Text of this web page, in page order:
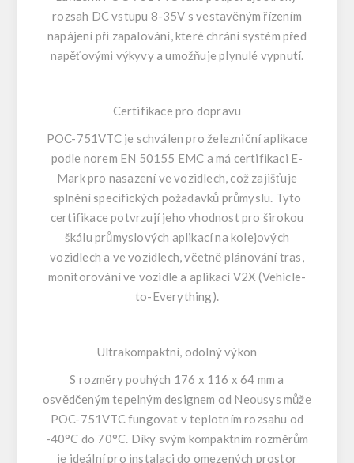
rozsah DC vstupu 8-35V s vestavěným řízením
napájení při zapalování, které chrání systém před
napěťovými výkyvy a umožňuje plynulé vypnutí.
Certifikace pro dopravu
POC-751VTC je schválen pro železniční aplikace
podle norem EN 50155 EMC a má certifikaci E-
Mark pro nasazení ve vozidlech, což zajišťuje
splnění specifických požadavků průmyslu. Tyto
certifikace potvrzují jeho vhodnost pro širokou
škálu průmyslových aplikací na kolejových
vozidlech a ve vozidlech, včetně plánování tras,
monitorování ve vozidle a aplikací V2X (Vehicle-
to-Everything).
Ultrakompaktní, odolný výkon
S rozměry pouhých 176 x 116 x 64 mm a
osvědčeným tepelným designem od Neousys může
POC-751VTC fungovat v teplotním rozsahu od
-40°C do 70°C. Díky svým kompaktním rozměrům
je ideální pro instalaci do omezených prostor